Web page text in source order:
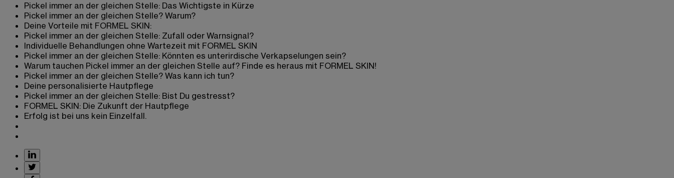
Pickel immer an der gleichen Stelle: Das Wichtigste in Kürze
Pickel immer an der gleichen Stelle? Warum?
Deine Vorteile mit FORMEL SKIN:
Pickel immer an der gleichen Stelle: Zufall oder Warnsignal?
Individuelle Behandlungen ohne Wartezeit mit FORMEL SKIN
Pickel immer an der gleichen Stelle: Könnten es unterirdische Verkapselungen sein?
Warum tauchen Pickel immer an der gleichen Stelle auf? Finde es heraus mit FORMEL SKIN!
Pickel immer an der gleichen Stelle? Was kann ich tun?
Deine personalisierte Hautpflege
Pickel immer an der gleichen Stelle: Bist Du gestresst?
FORMEL SKIN: Die Zukunft der Hautpflege
Erfolg ist bei uns kein Einzelfall.